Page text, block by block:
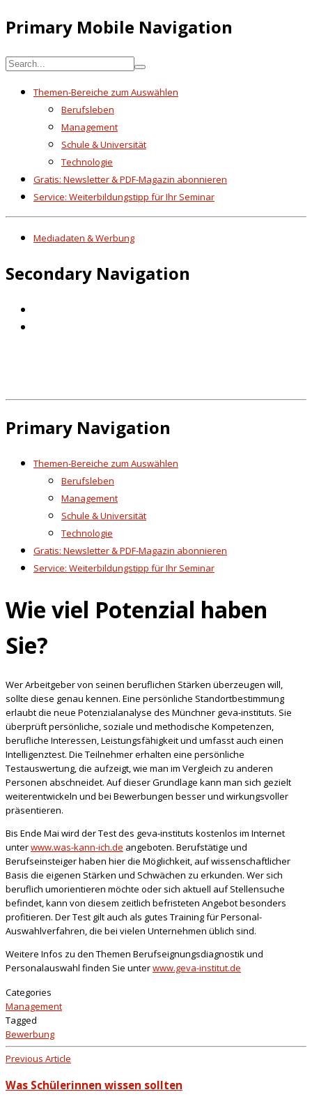
Primary Mobile Navigation
Themen-Bereiche zum Auswählen
Berufsleben
Management
Schule & Universität
Technologie
Gratis: Newsletter & PDF-Magazin abonnieren
Service: Weiterbildungstipp für Ihr Seminar
Mediadaten & Werbung
Secondary Navigation
Primary Navigation
Themen-Bereiche zum Auswählen
Berufsleben
Management
Schule & Universität
Technologie
Gratis: Newsletter & PDF-Magazin abonnieren
Service: Weiterbildungstipp für Ihr Seminar
Wie viel Potenzial haben
Sie?
Wer Arbeitgeber von seinen beruflichen Stärken überzeugen will,
sollte diese genau kennen. Eine persönliche Standortbestimmung
erlaubt die neue Potenzialanalyse des Münchner geva-instituts. Sie
überprüft persönliche, soziale und methodische Kompetenzen,
berufliche Interessen, Leistungsfähigkeit und umfasst auch einen
Intelligenztest. Die Teilnehmer erhalten eine persönliche
Testauswertung, die aufzeigt, wie man im Vergleich zu anderen
Personen abschneidet. Auf dieser Grundlage kann man sich gezielt
weiterentwickeln und bei Bewerbungen besser und wirkungsvoller
präsentieren.
Bis Ende Mai wird der Test des geva-instituts kostenlos im Internet
unterwww.was-kann-ich.de angeboten. Berufstätige und
Berufseinsteiger haben hier die Möglichkeit, auf wissenschaftlicher
Basis die eigenen Stärken und Schwächen zu erkunden. Wer sich
beruflich umorientieren möchte oder sich aktuell auf Stellensuche
befindet, kann von diesem zeitlich befristeten Angebot besonders
profitieren. Der Test gilt auch als gutes Training für Personal-
Auswahlverfahren, die bei vielen Unternehmen üblich sind.
Weitere Infos zu den Themen Berufseignungsdiagnostik und
Personalauswahl finden Sie unterwww.geva-institut.de
Categories
Management
Tagged
Bewerbung
Previous Article
Was Schülerinnen wissen sollten